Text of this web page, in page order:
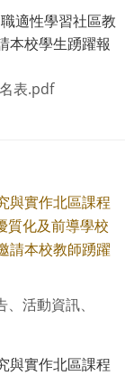
適性學習社區教
本校學生踴躍報
表.pdf
與實作北區課程
質化及前導學校
請本校教師踴躍
活動資訊、
與實作北區課程